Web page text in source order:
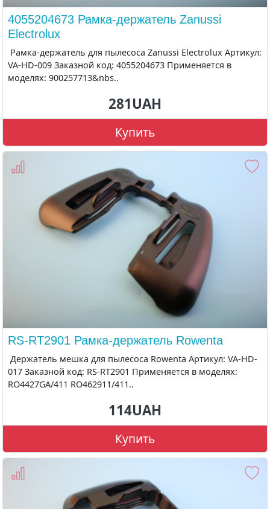
4055204673 Рамка-держатель Zanussi
Electrolux
Рамка-держатель для пылесоса Zanussi Electrolux Артикул:
VA-HD-009 Заказной код: 4055204673 Применяется в
моделях: 900257713&nbs..
281UAH
Купить
RS-RT2901 Рамка-держатель Rowenta
Держатель мешка для пылесоса Rowenta Артикул: VA-HD-
017 Заказной код: RS-RT2901 Применяется в моделях:
RO4427GA/411 RO462911/411..
114UAH
Купить